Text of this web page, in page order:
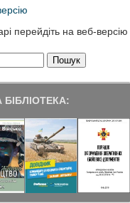
перейдіть на веб-версію